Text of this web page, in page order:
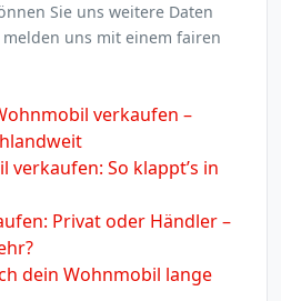
Sie uns weitere Daten
uns mit einem fairen
verkaufen –
verkaufen: So klappt’s in
Privat oder Händler –
dein Wohnmobil lange